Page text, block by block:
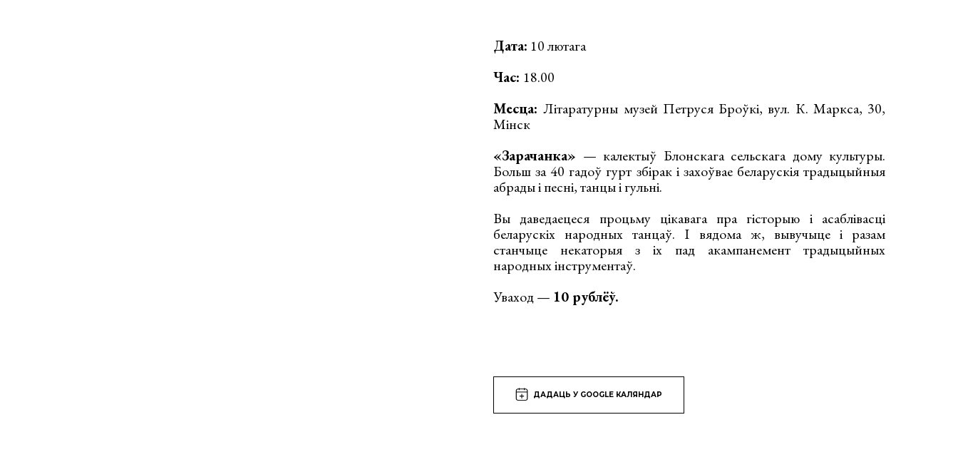
Дата: 10 лютага
Час: 18.00
Месца:Літаратурны музей Петруся Броўкі, вул. К. Маркса, 30,
Мінск
«Зарачанка» — калектыў Блонскага сельскага дому культуры.
Больш за 40 гадоў гурт збірак і захоўвае беларускія традыцыйныя
абрады і песні, танцы і гульні.
Вы даведаецеся процьму цікавага пра гісторыю і асаблівасці
беларускіх народных танцаў. І вядома ж, вывучыце і разам
станчыце некаторыя з іх пад акампанемент традыцыйных
народных інструментаў.
Уваход — 10 рублёў.
ДАДАЦЬ У GOOGLE КАЛЯНДАР